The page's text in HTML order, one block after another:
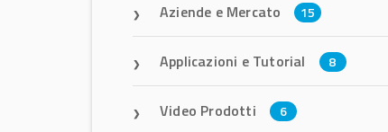
Aziende e Mercato 15
Applicazioni e Tutorial 8
Video Prodotti 6